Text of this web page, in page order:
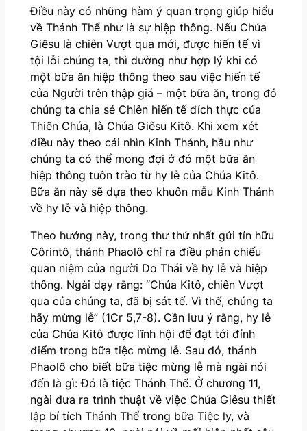
Điều này có những hàm ý quan trọng giúp hiểu
về Thánh Thể như là sự hiệp thông. Nếu Chúa
Giêsu là chiên Vượt qua mới, được hiến tế vì
tội lỗi chúng ta, thì dường như hợp lý khi có
một bữa ăn hiệp thông theo sau việc hiến tế
của Người trên thập giá – một bữa ăn, trong đó
chúng ta chia sẻ Chiên hiến tế đích thực của
Thiên Chúa, là Chúa Giêsu Kitô. Khi xem xét
điều này theo cái nhìn Kinh Thánh, hầu như
chúng ta có thể mong đợi ở đó một bữa ăn
hiệp thông tuôn trào từ hy lễ của Chúa Kitô.
Bữa ăn này sẽ dựa theo khuôn mẫu Kinh Thánh
về hy lễ và hiệp thông.
Theo hướng này, trong thư thứ nhất gửi tín hữu
Côrintô, thánh Phaolô chỉ ra điều phản chiếu
quan niệm của người Do Thái về hy lễ và hiệp
thông. Ngài dạy rằng: “Chúa Kitô, chiên Vượt
qua của chúng ta, đã bị sát tế. Vì thế, chúng ta
hãy mừng lễ” (1Cr 5,7-8). Cần lưu ý rằng, hy lễ
của Chúa Kitô được lĩnh hội để đạt tới đỉnh
điểm trong bữa tiệc mừng lễ. Sau đó, thánh
Phaolô cho biết bữa tiệc mừng lễ mà ngài nói
đến là gì: Đó là tiệc Thánh Thể. Ở chương 11,
ngài đưa ra trình thuật về việc Chúa Giêsu thiết
lập bí tích Thánh Thể trong bữa Tiệc ly, và